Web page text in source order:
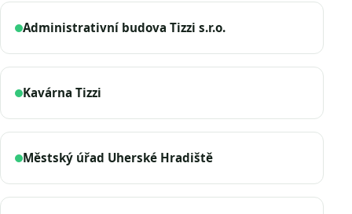
Administrativní budova Tizzi s.r.o.
Kavárna Tizzi
Městský úřad Uherské Hradiště